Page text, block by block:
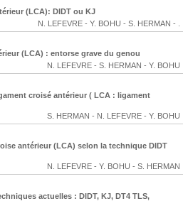
(LCA): DIDT ou KJ
N. LEFEVRE - Y. BOHU - S. HERMAN -
(LCA) : entorse grave du genou
N. LEFEVRE - S. HERMAN - Y. BOHU
croisé antérieur ( LCA : ligament
S. HERMAN - N. LEFEVRE - Y. BOHU
antérieur (LCA) selon la technique DIDT
N. LEFEVRE - Y. BOHU - S. HERMAN
actuelles : DIDT, KJ, DT4 TLS,